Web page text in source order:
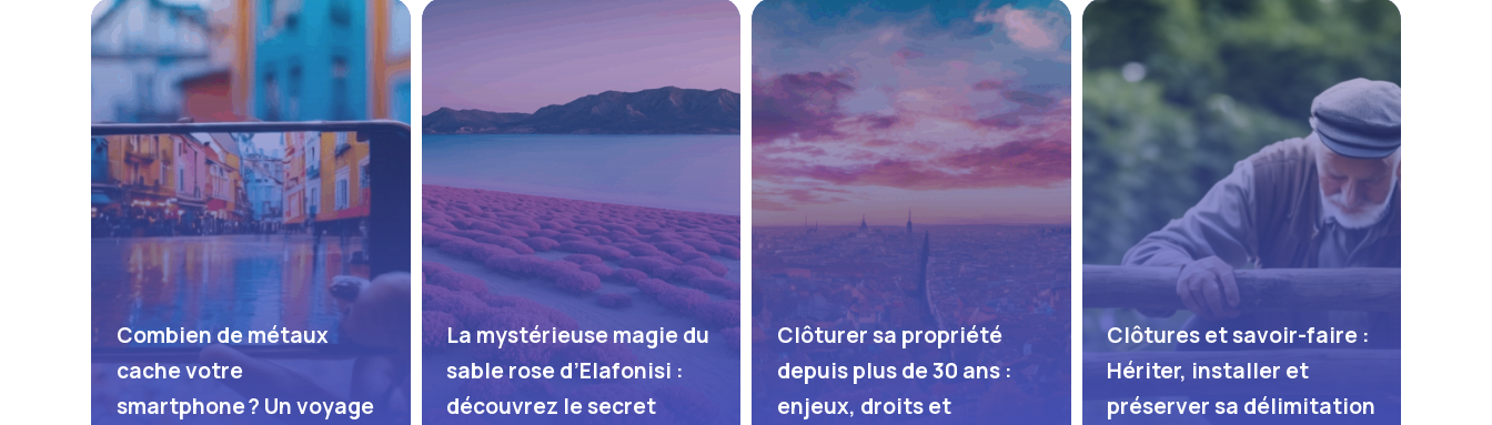
Combien de métaux
cache votre
smartphone ? Un voyage
La mystérieuse magie du
sable rose d’Elafonisi :
découvrez le secret
Clôturer sa propriété
depuis plus de 30 ans :
enjeux, droits et
Clôtures et savoir-faire :
Hériter, installer et
préserver sa délimitation